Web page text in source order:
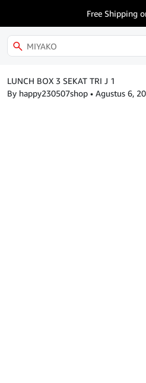
Free Shipping
LUNCH BOX 3 SEKAT TRI J 1
By happy230507shop • Agustus 6,